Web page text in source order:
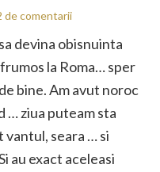
de comentarii
devina obisnuinta
la Roma… sper
bine. Am avut noroc
… ziua puteam sta
vantul, seara … si
au exact aceleasi